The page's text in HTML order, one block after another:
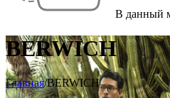
В данный
BERWICH
Главная/BERWICH